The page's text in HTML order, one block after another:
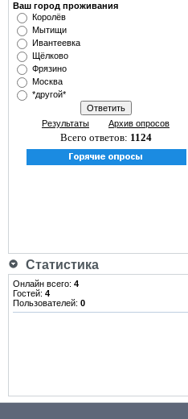
Ваш город проживания
Королёв
Мытищи
Ивантеевка
Щёлково
Фрязино
Москва
*другой*
Результаты Архив опросов
Всего ответов: 1124
Статистика
Онлайн всего: 4
Гостей: 4
Пользователей: 0